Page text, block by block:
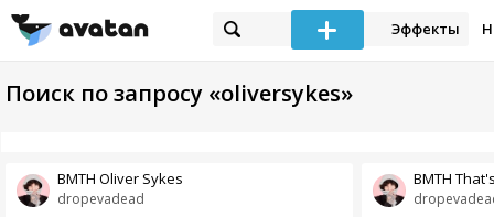
Эффекты
Поиск по запросу «oliversykes»
dropevadead
BMTH Oliver Sykes BMTH